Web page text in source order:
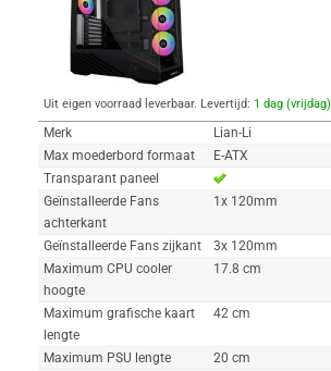
Uit eigen voorraad leverbaar. Levertijd: 1 dag (vrijdag)
Merk
Lian-Li
Max moederbord formaat
E-ATX
Transparant paneel
Geïnstalleerde Fans
achterkant
1x 120mm
Geïnstalleerde Fans zijkant
3x 120mm
Maximum CPU cooler
hoogte
17.8 cm
Maximum grafische kaart
lengte
42 cm
Maximum PSU lengte
20 cm